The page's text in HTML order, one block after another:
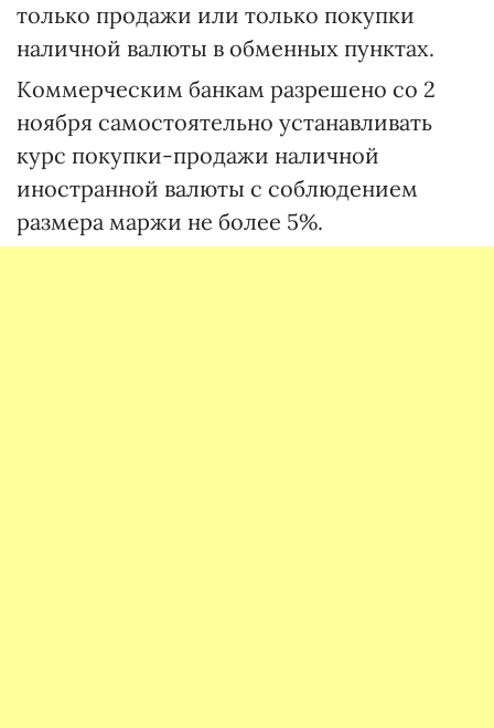
только продажи или только покупки
наличной валюты в обменных пунктах.
Коммерческим банкам разрешено со 2
ноября самостоятельно устанавливать
курс покупки-продажи наличной
иностранной валюты с соблюдением
размера маржи не более 5%.